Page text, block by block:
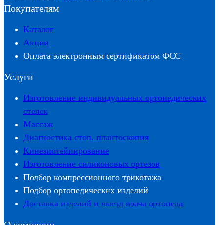
Покупателям
Каталог
Акции
Оплата электронным сертификатом ФСС
Услуги
Изготовление индивидуальных ортопедических
стелек
Массаж
Диагностика стоп, плантоскопия
Кинезиотейпирование
Изготовление силиконовых ортезов
Подбор компрессионного трикотажа
Подбор ортопедических изделий
Доставка изделий и выезд врача ортопеда